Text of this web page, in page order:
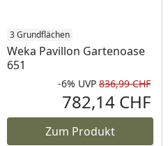
in ProzentPreis
3 Grundflächen
Weka Pavillon Gartenoase
651
-6% UVP 836,99 CHF
782,14 CHF
Zum Produkt